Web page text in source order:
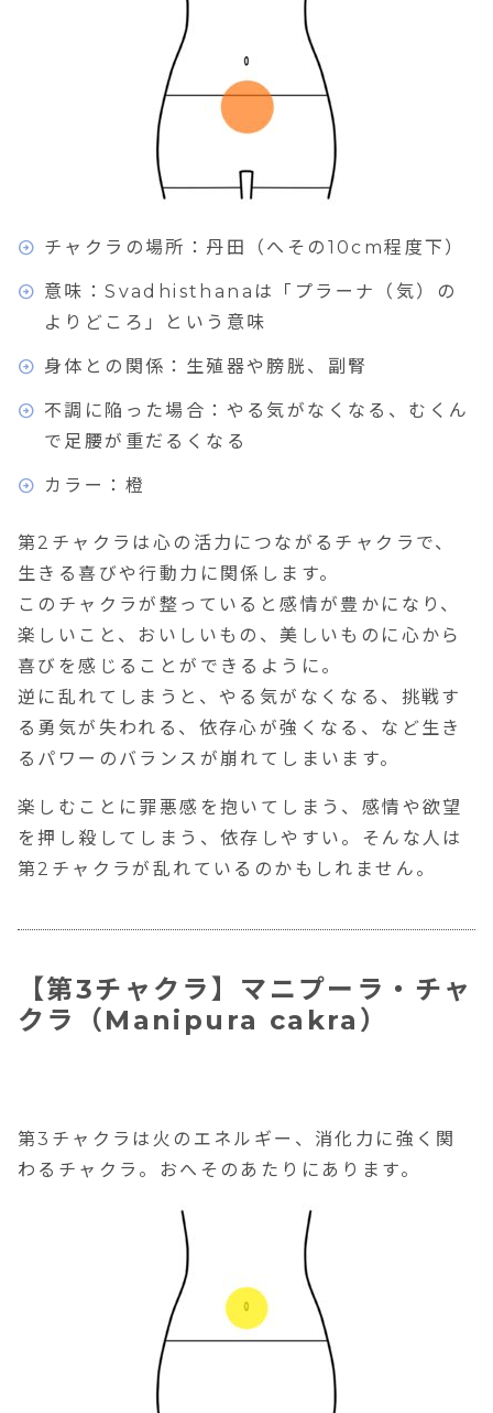
チャクラの場所：丹田（へその10cm程度下）
意味：Svadhisthanaは「プラーナ（気）の
よりどころ」という意味
身体との関係：生殖器や膀胱、副腎
不調に陥った場合：やる気がなくなる、むくん
で足腰が重だるくなる
カラー：橙
第2チャクラは心の活力につながるチャクラで、
生きる喜びや行動力に関係 します。
このチャクラが整っていると感情が豊かになり、
楽しいこと、おいしいもの、美しいものに心から
喜びを感じることができるように。
逆に乱れてしまうと、やる気がなくなる、挑戦す
る勇気が失われる、依存心が強くなる、など生き
るパワーのバランスが崩れてしまいます。
楽しむことに罪悪感を抱いてしまう、感情や欲望
を押し殺してしまう、依存しやすい。そんな人は
第2チャクラが乱れているのかもしれません。
【第3チャクラ】マニプーラ・チャ
クラ（Manipura cakra）
第3チャクラは火のエネルギー、消化力に強く関
わるチャクラ。おへそのあたりにあります。